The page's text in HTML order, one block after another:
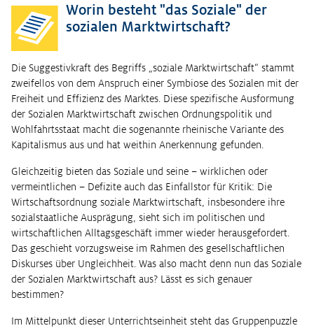
Worin besteht "das Soziale" der
sozialen Marktwirtschaft?
Die Suggestivkraft des Begriffs „soziale Marktwirtschaft“ stammt
zweifellos von dem Anspruch einer Symbiose des Sozialen mit der
Freiheit und Effizienz des Marktes. Diese spezifische Ausformung
der Sozialen Marktwirtschaft zwischen Ordnungspolitik und
Wohlfahrtsstaat macht die sogenannte rheinische Variante des
Kapitalismus aus und hat weithin Anerkennung gefunden.
Gleichzeitig bieten das Soziale und seine – wirklichen oder
vermeintlichen – Defizite auch das Einfallstor für Kritik: Die
Wirtschaftsordnung soziale Marktwirtschaft, insbesondere ihre
sozialstaatliche Ausprägung, sieht sich im politischen und
wirtschaftlichen Alltagsgeschäft immer wieder herausgefordert.
Das geschieht vorzugsweise im Rahmen des gesellschaftlichen
Diskurses über Ungleichheit. Was also macht denn nun das Soziale
der Sozialen Marktwirtschaft aus? Lässt es sich genauer
bestimmen?
Im Mittelpunkt dieser Unterrichtseinheit steht das Gruppenpuzzle